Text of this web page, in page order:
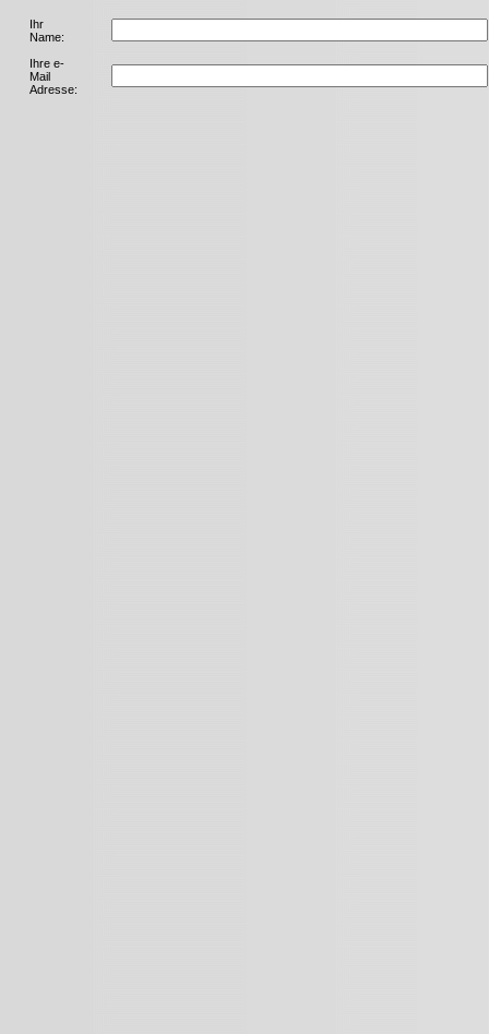
Ihr
Name:
Ihre e-
Mail
Adresse: